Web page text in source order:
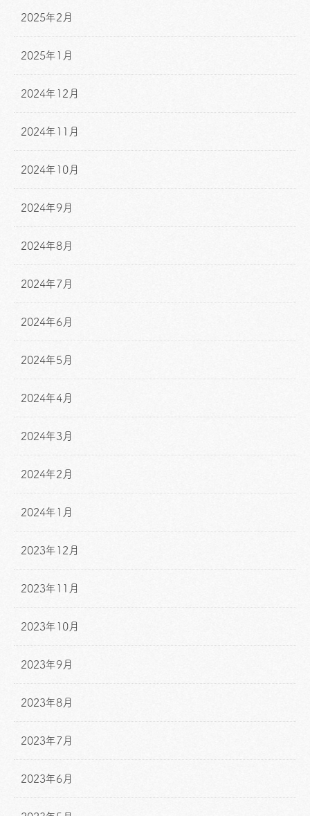
2025年2月
2025年1月
2024年12月
2024年11月
2024年10月
2024年9月
2024年8月
2024年7月
2024年6月
2024年5月
2024年4月
2024年3月
2024年2月
2024年1月
2023年12月
2023年11月
2023年10月
2023年9月
2023年8月
2023年7月
2023年6月